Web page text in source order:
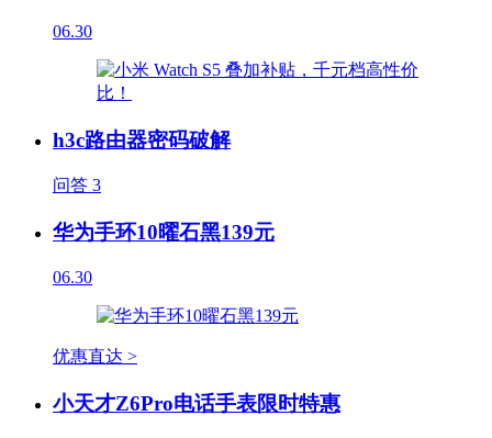
06.30
h3c路由器密码破解
问答 3
华为手环10曜石黑139元
06.30
优惠直达 >
小天才Z6Pro电话手表限时特惠